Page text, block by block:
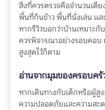
สิ่งที่ควรตรวจคือจำนวนเตี
พื้นที่กินข้าว พื้นที่นั่งเล่น แล
หากรีวิวบอกว่าบ้านเหมาะ
ควรพิจารณาอย่างรอบคอบ
สูงสุดไว้ก็ตาม
อ่านจากมุมของครอบค
หากเดินทางกับเด็กหรือผู้สูง
ความปลอดภัยและความสะ